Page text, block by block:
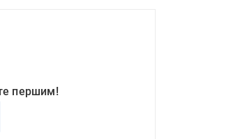
першим!